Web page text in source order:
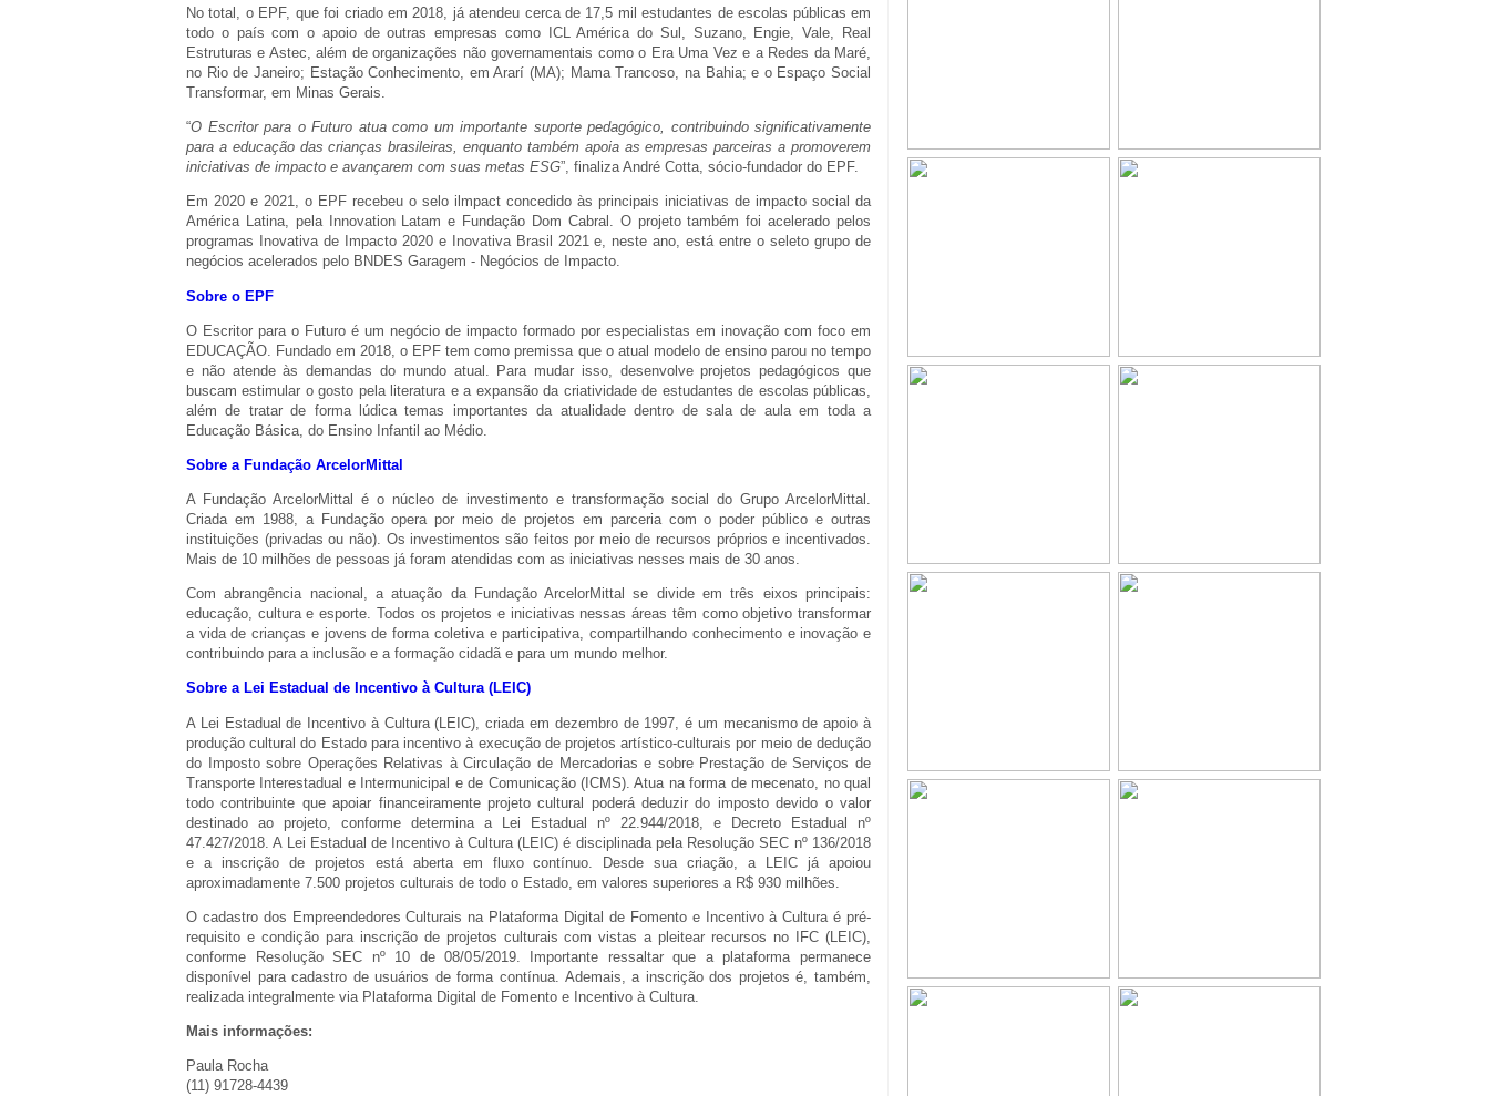
No total, o EPF, que foi criado em 2018, já atendeu cerca de 17,5 mil estudantes de escolas públicas em
todo o país com o apoio de outras empresas como ICL América do Sul, Suzano, Engie, Vale, Real
Estruturas e Astec, além de organizações não governamentais como o Era Uma Vez e a Redes da Maré,
no Rio de Janeiro; Estação Conhecimento, em Ararí (MA); Mama Trancoso, na Bahia; e o Espaço Social
Transformar, em Minas Gerais.
“O Escritor para o Futuro atua como um importante suporte pedagógico, contribuindo significativamente
para a educação das crianças brasileiras, enquanto também apoia as empresas parceiras a promoverem
iniciativas de impacto e avançarem com suas metas ESG”, finaliza André Cotta, sócio-fundador do EPF.
Em 2020 e 2021, o EPF recebeu o selo ilmpact concedido às principais iniciativas de impacto social da
América Latina, pela Innovation Latam e Fundação Dom Cabral. O projeto também foi acelerado pelos
programas Inovativa de Impacto 2020 e Inovativa Brasil 2021 e, neste ano, está entre o seleto grupo de
negócios acelerados pelo BNDES Garagem - Negócios de Impacto.
Sobre o EPF
O Escritor para o Futuro é um negócio de impacto formado por especialistas em inovação com foco em
EDUCAÇÃO. Fundado em 2018, o EPF tem como premissa que o atual modelo de ensino parou no tempo
e não atende às demandas do mundo atual. Para mudar isso, desenvolve projetos pedagógicos que
buscam estimular o gosto pela literatura e a expansão da criatividade de estudantes de escolas públicas,
além de tratar de forma lúdica temas importantes da atualidade dentro de sala de aula em toda a
Educação Básica, do Ensino Infantil ao Médio.
Sobre a Fundação ArcelorMittal
A Fundação ArcelorMittal é o núcleo de investimento e transformação social do Grupo ArcelorMittal.
Criada em 1988, a Fundação opera por meio de projetos em parceria com o poder público e outras
instituições (privadas ou não). Os investimentos são feitos por meio de recursos próprios e incentivados.
Mais de 10 milhões de pessoas já foram atendidas com as iniciativas nesses mais de 30 anos.
Com abrangência nacional, a atuação da Fundação ArcelorMittal se divide em três eixos principais:
educação, cultura e esporte. Todos os projetos e iniciativas nessas áreas têm como objetivo transformar
a vida de crianças e jovens de forma coletiva e participativa, compartilhando conhecimento e inovação e
contribuindo para a inclusão e a formação cidadã e para um mundo melhor.
Sobre a Lei Estadual de Incentivo à Cultura (LEIC)
A Lei Estadual de Incentivo à Cultura (LEIC), criada em dezembro de 1997, é um mecanismo de apoio à
produção cultural do Estado para incentivo à execução de projetos artístico-culturais por meio de dedução
do Imposto sobre Operações Relativas à Circulação de Mercadorias e sobre Prestação de Serviços de
Transporte Interestadual e Intermunicipal e de Comunicação (ICMS). Atua na forma de mecenato, no qual
todo contribuinte que apoiar financeiramente projeto cultural poderá deduzir do imposto devido o valor
destinado ao projeto, conforme determina a Lei Estadual nº 22.944/2018, e Decreto Estadual nº
47.427/2018. A Lei Estadual de Incentivo à Cultura (LEIC) é disciplinada pela Resolução SEC nº 136/2018
e a inscrição de projetos está aberta em fluxo contínuo. Desde sua criação, a LEIC já apoiou
aproximadamente 7.500 projetos culturais de todo o Estado, em valores superiores a R$ 930 milhões.
O cadastro dos Empreendedores Culturais na Plataforma Digital de Fomento e Incentivo à Cultura é pré-
requisito e condição para inscrição de projetos culturais com vistas a pleitear recursos no IFC (LEIC),
conforme Resolução SEC nº 10 de 08/05/2019. Importante ressaltar que a plataforma permanece
disponível para cadastro de usuários de forma contínua. Ademais, a inscrição dos projetos é, também,
realizada integralmente via Plataforma Digital de Fomento e Incentivo à Cultura.
Mais informações:
Paula Rocha
(11) 91728-4439